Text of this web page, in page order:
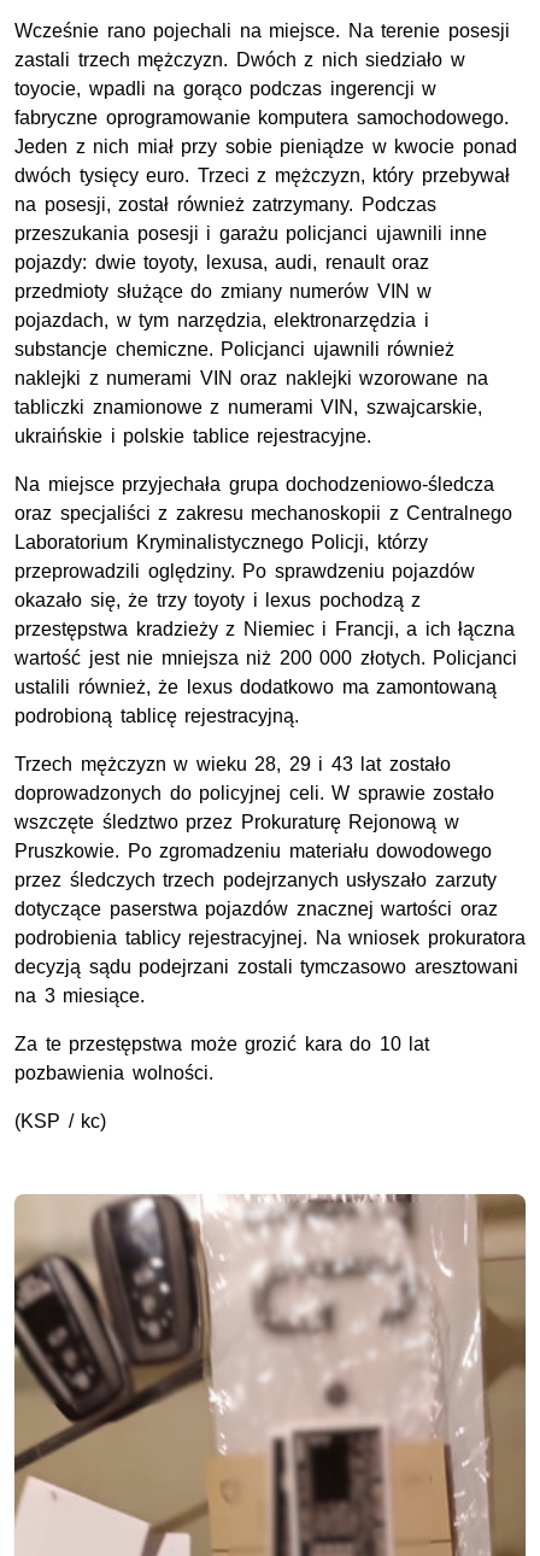
Wcześnie rano pojechali na miejsce. Na terenie posesji
zastali trzech mężczyzn. Dwóch z nich siedziało w
toyocie, wpadli na gorąco podczas ingerencji w
fabryczne oprogramowanie komputera samochodowego.
Jeden z nich miał przy sobie pieniądze w kwocie ponad
dwóch tysięcy euro. Trzeci z mężczyzn, który przebywał
na posesji, został również zatrzymany. Podczas
przeszukania posesji i garażu policjanci ujawnili inne
pojazdy: dwie toyoty, lexusa, audi, renault oraz
przedmioty służące do zmiany numerów VIN w
pojazdach, w tym narzędzia, elektronarzędzia i
substancje chemiczne. Policjanci ujawnili również
naklejki z numerami VIN oraz naklejki wzorowane na
tabliczki znamionowe z numerami VIN, szwajcarskie,
ukraińskie i polskie tablice rejestracyjne.
Na miejsce przyjechała grupa dochodzeniowo-śledcza
oraz specjaliści z zakresu mechanoskopii z Centralnego
Laboratorium Kryminalistycznego Policji, którzy
przeprowadzili oględziny. Po sprawdzeniu pojazdów
okazało się, że trzy toyoty i lexus pochodzą z
przestępstwa kradzieży z Niemiec i Francji, a ich łączna
wartość jest nie mniejsza niż 200 000 złotych. Policjanci
ustalili również, że lexus dodatkowo ma zamontowaną
podrobioną tablicę rejestracyjną.
Trzech mężczyzn w wieku 28, 29 i 43 lat zostało
doprowadzonych do policyjnej celi. W sprawie zostało
wszczęte śledztwo przez Prokuraturę Rejonową w
Pruszkowie. Po zgromadzeniu materiału dowodowego
przez śledczych trzech podejrzanych usłyszało zarzuty
dotyczące paserstwa pojazdów znacznej wartości oraz
podrobienia tablicy rejestracyjnej. Na wniosek prokuratora
decyzją sądu podejrzani zostali tymczasowo aresztowani
na 3 miesiące.
Za te przestępstwa może grozić kara do 10 lat
pozbawienia wolności.
(KSP / kc)